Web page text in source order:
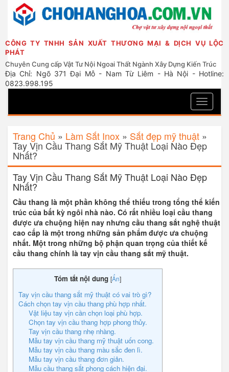
CÔNG TY TNHH SẢN XUẤT THƯƠNG MẠI & DỊCH VỤ LỘC
PHÁT
Chuyên Cung cấp Vật Tư Nội Ngoai Thất Ngành Xây Dựng Kiến Trúc
Địa Chỉ: Ngõ 371 Đại Mỗ - Nam Từ Liêm - Hà Nội - Hotline:
0823.998.195
Toggle
Trang Chủ » Làm Sắt Inox » Sắt đẹp mỹ thuật »
Tay Vịn Cầu Thang Sắt Mỹ Thuật Loại Nào Đẹp
Nhất?
Tay Vịn Cầu Thang Sắt Mỹ Thuật Loại Nào Đẹp
Nhất?
Cầu thang là một phần không thể thiếu trong tổng thể kiến
​​trúc của bất kỳ ngôi nhà nào. Có rất nhiều loại cầu thang
được ưa chuộng hiện nay nhưng cầu thang sắt nghệ thuật
cao cấp là một trong những sản phẩm được ưa chuộng
nhất. Một trong những bộ phận quan trọng của thiết kế
cầu thang chính là tay vịn cầu thang sắt mỹ thuật.
Tóm tắt nội dung [Ẩn]
Tay vịn cầu thang sắt mỹ thuật có vai trò gì?
Cách chọn tay vịn cầu thang phù hợp nhất.
Vật liệu tay vịn cần chọn loại phù hợp.
Chọn tay vịn cầu thang hợp phong thủy.
Tay vịn cầu thang nhẹ nhàng.
Mẫu tay vịn cầu thang mỹ thuật uốn cong.
Mẫu tay vịn cầu thang màu sắc đen lì.​
Mẫu tay vịn cầu thang đơn giản.​
Mẫu cầu thang sắt phong cách hiện đại.